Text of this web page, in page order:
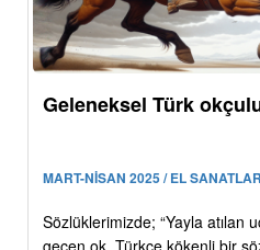
Geleneksel Türk
MART-NİSAN 2025 / EL
Sözlüklerimizde; “Yayla atılan
geçen ok, Türkçe kökenli bir